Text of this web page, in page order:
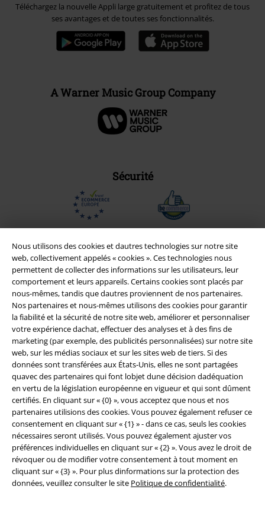
Nous utilisons des cookies et dautres technologies sur notre site
web, collectivement appelés « cookies ». Ces technologies nous
permettent de collecter des informations sur les utilisateurs, leur
comportement et leurs appareils. Certains cookies sont placés par
nous-mêmes, tandis que dautres proviennent de nos partenaires.
Nos partenaires et nous-mêmes utilisons des cookies pour garantir
la fiabilité et la sécurité de notre site web, améliorer et personnaliser
votre expérience dachat, effectuer des analyses et à des fins de
marketing (par exemple, des publicités personnalisées) sur notre site
web, sur les médias sociaux et sur les sites web de tiers. Si des
données sont transférées aux États-Unis, elles ne sont partagées
quavec des partenaires qui font lobjet dune décision dadéquation
en vertu de la législation européenne en vigueur et qui sont dûment
certifiés. En cliquant sur « {0} », vous acceptez que nous et nos
partenaires utilisions des cookies. Vous pouvez également refuser ce
consentement en cliquant sur « {1} » - dans ce cas, seuls les cookies
nécessaires seront utilisés. Vous pouvez également ajuster vos
préférences individuelles en cliquant sur « {2} ». Vous avez le droit de
révoquer ou de modifier votre consentement à tout moment en
cliquant sur « {3} ». Pour plus dinformations sur la protection des
données, veuillez consulter le site Politique de confidentialité.
Téléchargez la nouvelle Appli large gratuitement et profitez de tous
ses avantages et de toutes ses fonctionnalités.
A Warner Music Group Company
Sécurité
Légal
Conditions générales
Éditeur
Clauses de confidentialité
Élimination des déchets et protection de l'environnement
Déclaration de Conformité